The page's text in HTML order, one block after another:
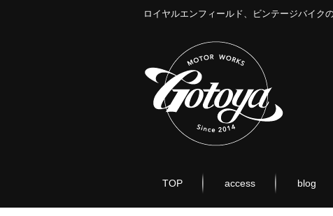
ロイヤルエンフィールド、ビンテージバイク
TOP access blog